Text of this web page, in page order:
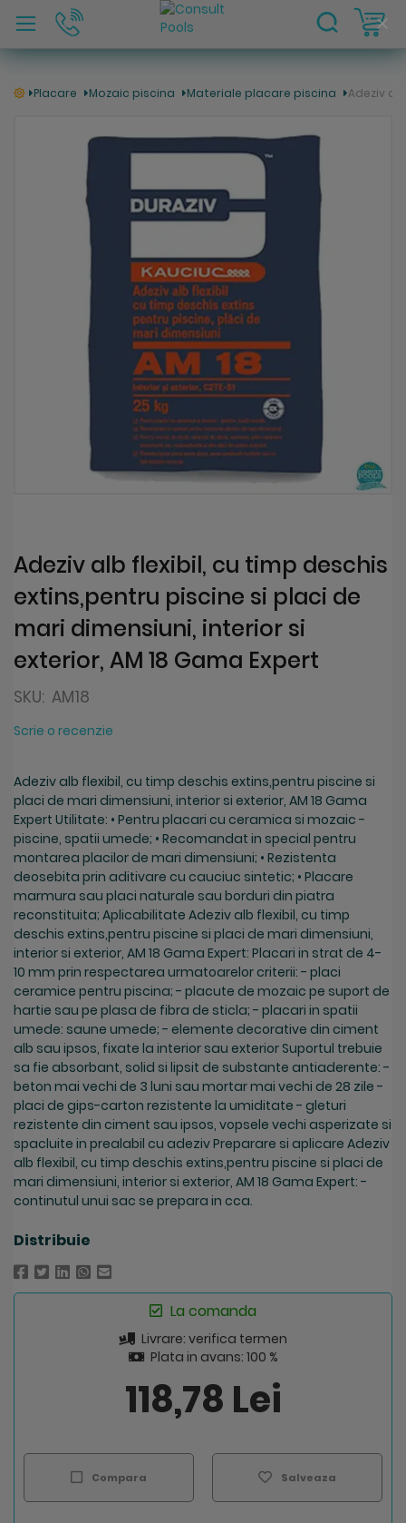
Placare Mozaic piscina Materiale placare piscina Adeziv
beginning
of
the
gallery
Adeziv alb flexibil, cu timp deschis
extins,pentru piscine si placi de
mari dimensiuni, interior si
exterior, AM 18 Gama Expert
SKU: AM18
Scrie o recenzie
Adeziv alb flexibil, cu timp deschis extins,pentru piscine si
placi de mari dimensiuni, interior si exterior, AM 18 Gama
Expert Utilitate: • Pentru placari cu ceramica si mozaic -
piscine, spatii umede; • Recomandat in special pentru
montarea placilor de mari dimensiuni; • Rezistenta
deosebita prin aditivare cu cauciuc sintetic; • Placare
marmura sau placi naturale sau borduri din piatra
reconstituita; Aplicabilitate Adeziv alb flexibil, cu timp
deschis extins,pentru piscine si placi de mari dimensiuni,
interior si exterior, AM 18 Gama Expert: Placari in strat de 4-
10 mm prin respectarea urmatoarelor criterii: - placi
ceramice pentru piscina; - placute de mozaic pe suport de
hartie sau pe plasa de fibra de sticla; - placari in spatii
umede: saune umede; - elemente decorative din ciment
alb sau ipsos, fixate la interior sau exterior Suportul trebuie
sa fie absorbant, solid si lipsit de substante antiaderente: -
beton mai vechi de 3 luni sau mortar mai vechi de 28 zile -
placi de gips-carton rezistente la umiditate - gleturi
rezistente din ciment sau ipsos, vopsele vechi asperizate si
spacluite in prealabil cu adeziv Preparare si aplicare Adeziv
alb flexibil, cu timp deschis extins,pentru piscine si placi de
mari dimensiuni, interior si exterior, AM 18 Gama Expert: -
continutul unui sac se prepara in cca.
Distribuie
La comanda
Livrare: verifica termen
Plata in avans: 100 %
118,78 Lei
Salveaza
Compara